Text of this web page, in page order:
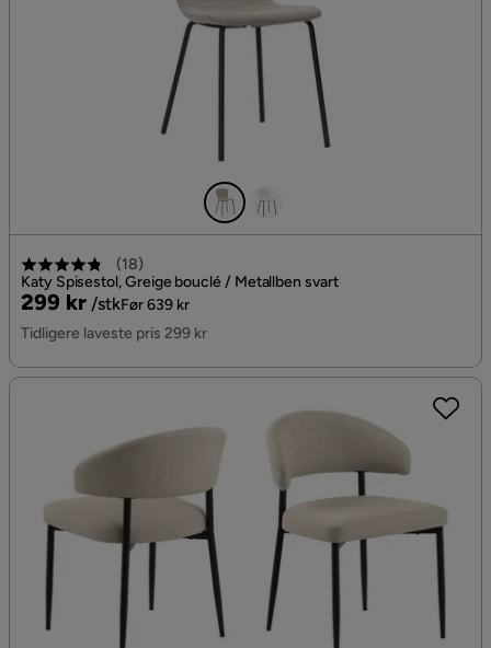
(18)
Katy Spisestol, Greige bouclé / Metallben svart
Pris
299 kr /stk
Original
Pris
Før 639 kr
Tidligere laveste pris 299 kr